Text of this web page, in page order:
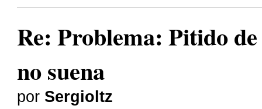
Re: Problema: Pitido
no suena
por Sergioltz